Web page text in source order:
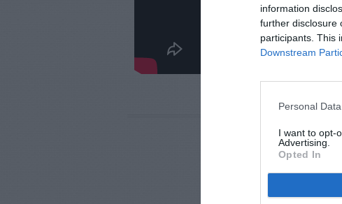
information
further disclosure
participants. This
Downstream
Personal
I want to opt-
Advertising.
Opted In